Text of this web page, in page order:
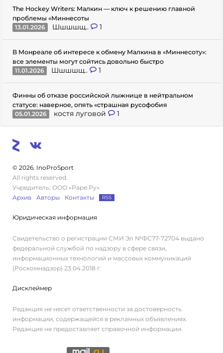
The Hockey Writers: Малкин — ключ к решению главной
проблемы «Миннесоты
13.01.2026
Шшшшщ.. 1
В Монреале об интересе к обмену Малкина в «Миннесоту»:
все элементы могут сойтись довольно быстро
11.01.2026
Шшшшщ.. 1
Финны об отказе российской лыжнице в нейтральном
статусе: наверное, опять «страшная русофобия
05.01.2026
костя луговой 1
© 2026. InoProSport
All rights reserved.
Учредитель: ООО «Раре.Ру»
Архив
Авторы Контакты RSS
Юридическая информация
Свидетельство о регистрации СМИ Эл №ФС77-72704 выдано
федеральной службой по надзору в сфере связи,
информационных технологий и массовых коммуникаций
(Роскомнадзор) 23.04.2018 г.
Дисклеймер
Редакция не несет ответственности за достоверность
информации, содержащейся в рекламных объявлениях.
Редакция не предоставляет справочной информации.